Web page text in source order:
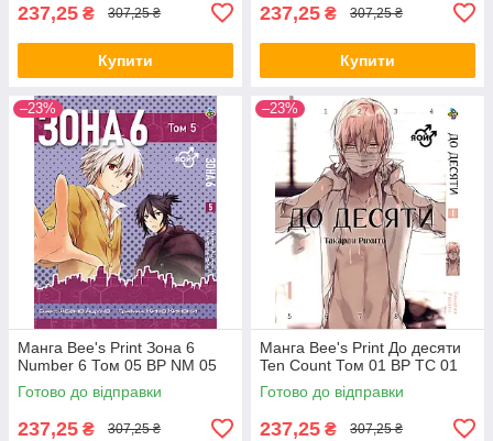
237,25 ₴ 307,25 ₴
Купити
237,25 ₴ 307,25 ₴
Купити
–23%
Манга Bee's Print Зона 6
Number 6 Том 05 ВР NM 05
Готово до відправки
237,25 ₴ 307,25 ₴
–23%
Манга Bee's Print До десяти
Ten Count Том 01 ВР TC 01
Готово до відправки
237,25 ₴ 307,25 ₴